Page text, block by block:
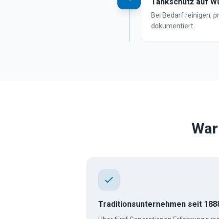
Bei Bedarf reinigen,
dokumentiert.
Traditionsunternehmen seit